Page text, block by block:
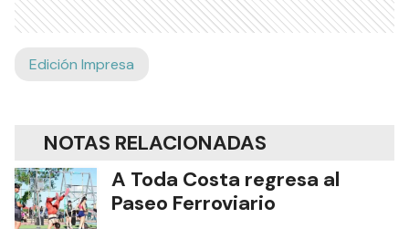
Edición Impresa
NOTAS RELACIONADAS
A Toda Costa regresa al
Paseo Ferroviario